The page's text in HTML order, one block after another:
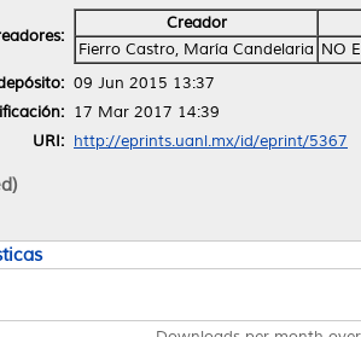
Creador
Fierro Castro, María Candelaria NO
09 Jun 2015 13:37
17 Mar 2017 14:39
URI: http://eprints.uanl.mx/id/eprint/5367